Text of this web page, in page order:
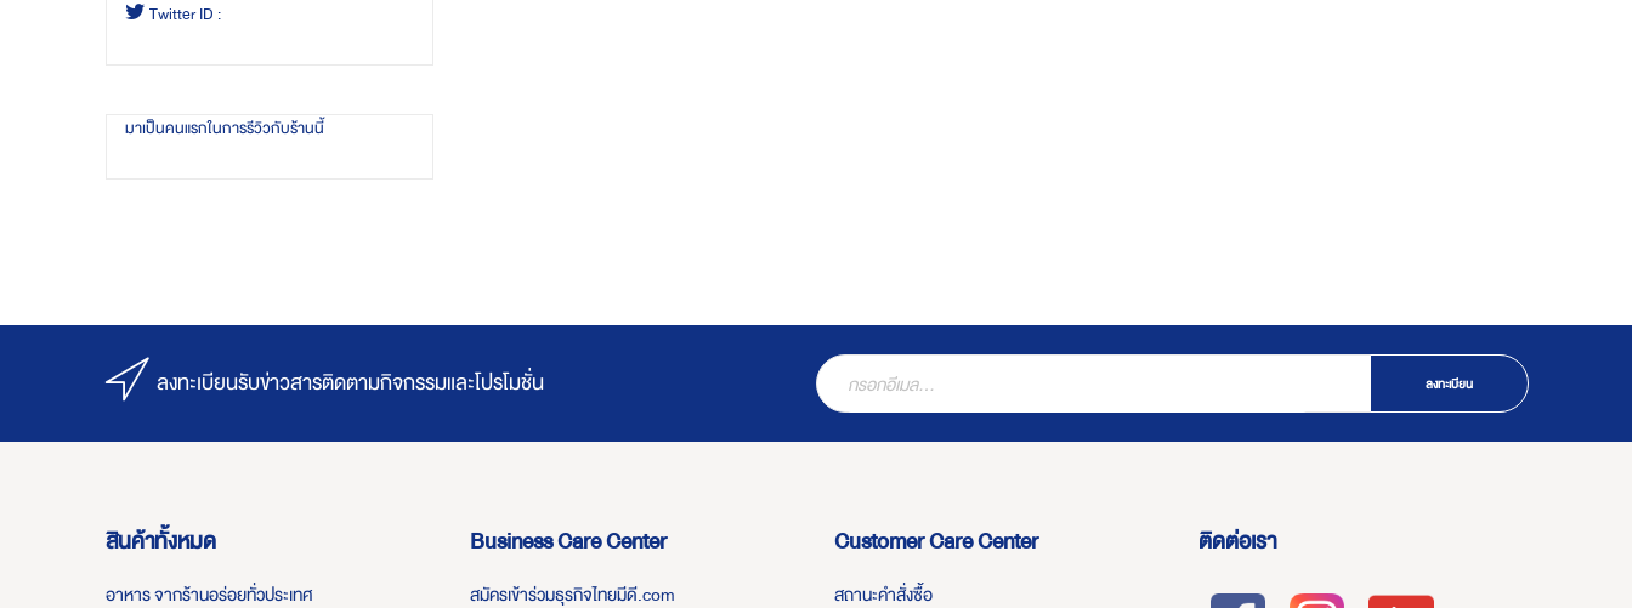
Twitter ID :
มาเป็นคนแรกในการรีวิวกับร้านนี้
ลงทะเบียนรับข่าวสารติดตามกิจกรรมและโปรโมชั่น ลงทะเบียน
สินค้าทั้งหมด
อาหาร จากร้านอร่อยทั่วประเทศ
Business Care Center
สมัครเข้าร่วมธุรกิจไทยมีดี.com
Customer Care Center
สถานะคำสั่งซื้อ
ติดต่อเรา